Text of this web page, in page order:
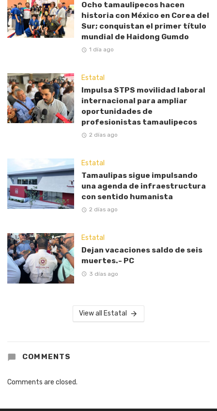
Ocho tamaulipecos hacen
historia con México en Corea del
Sur; conquistan el primer título
mundial de Haidong Gumdo
1 día ago
Estatal
Impulsa STPS movilidad laboral
internacional para ampliar
oportunidades de
profesionistas tamaulipecos
2 días ago
Estatal
Tamaulipas sigue impulsando
una agenda de infraestructura
con sentido humanista
2 días ago
Estatal
Dejan vacaciones saldo de seis
muertes.- PC
3 días ago
View all Estatal
COMMENTS
Comments are closed.